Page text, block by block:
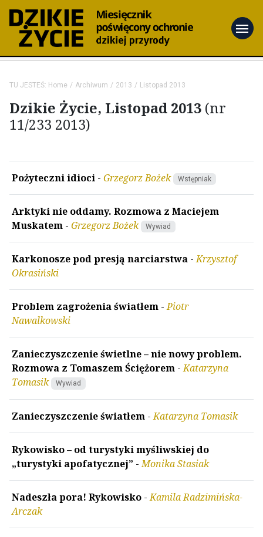
menu
TU JESTEŚ: Home Archiwum 2013 Listopad 2013
Dzikie Życie, Listopad 2013 (nr
11/233 2013)
Pożyteczni idioci - Grzegorz Bożek Wstępniak
Arktyki nie oddamy. Rozmowa z Maciejem
Muskatem - Grzegorz Bożek Wywiad
Karkonosze pod presją narciarstwa -Krzysztof
Okrasiński
Problem zagrożenia światłem -Piotr
Nawalkowski
Zanieczyszczenie świetlne – nie nowy problem.
Rozmowa z Tomaszem Ściężorem -Katarzyna
Tomasik
Wywiad
Zanieczyszczenie światłem -Katarzyna Tomasik
Rykowisko – od turystyki myśliwskiej do
„turystyki apofatycznej” -Monika Stasiak
Nadeszła pora! Rykowisko -Kamila Radzimińska-
Arczak